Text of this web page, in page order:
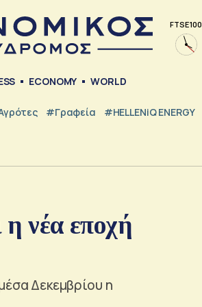
FTSE 100
ECONOMY WORLD
#Γραφεία #HELLENiQ ENERGY
νέα εποχή
Δεκεμβρίου η